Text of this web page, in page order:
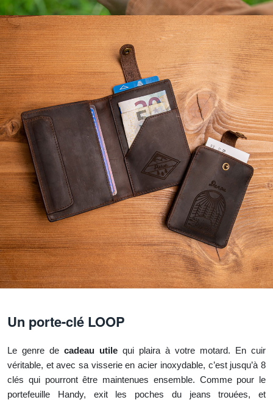
Un porte-clé LOOP
Le genre de cadeau utile qui plaira à votre motard. En cuir
véritable, et avec sa visserie en acier inoxydable, c’est jusqu’à 8
clés qui pourront être maintenues ensemble. Comme pour le
portefeuille Handy, exit les poches du jeans trouées, et